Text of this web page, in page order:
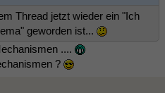
Thread jetzt wieder ein "Ich
geworden ist...
....
?